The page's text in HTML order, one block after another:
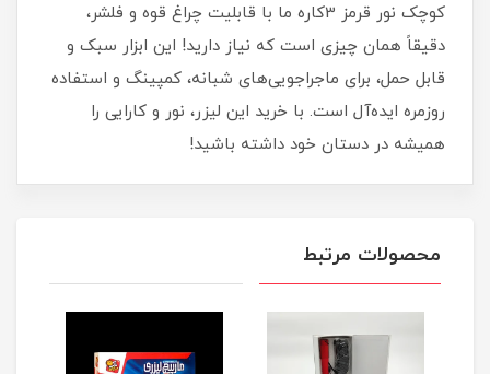
کوچک نور قرمز 3کاره ما با قابلیت چراغ قوه و فلشر،
دقیقاً همان چیزی است که نیاز دارید! این ابزار سبک و
قابل حمل، برای ماجراجویی‌های شبانه، کمپینگ و استفاده
روزمره ایده‌آل است. با خرید این لیزر، نور و کارایی را
همیشه در دستان خود داشته باشید!
محصولات مرتبط